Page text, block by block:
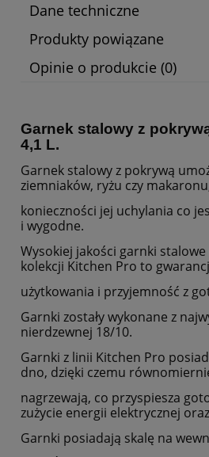
Dane techniczne
Produkty powiązane
Opinie o produkcie (0)
Garnek stalowy z
4,1 L.
Garnek stalowy z pokrywą
ziemniaków, ryżu czy
konieczności jej uchylania co
i wygodne.
Wysokiej jakości garnki
kolekcji Kitchen Pro to
użytkowania i przyjemność z
Garnki zostały wykonane z
nierdzewnej 18/10.
Garnki z linii Kitchen Pro
dno, dzięki czemu
nagrzewają, co przyspiesza
zużycie energii elektrycznej
Garnki posiadają skalę na